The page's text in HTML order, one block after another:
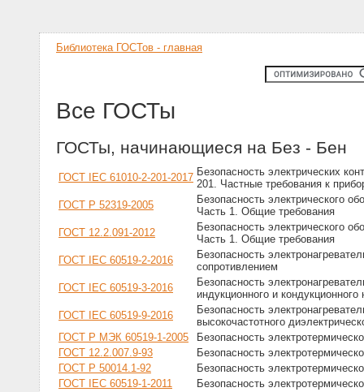
Библиотека ГОСТов - главная
Все ГОСТы
ГОСТы, начинающиеся на Без - Бен
ГОСТ IEC 61010-2-201-2017 Безопасность электрических
201. Частные требования к
ГОСТ Р 52319-2005
Безопасность электрического
Часть 1. Общие требования
ГОСТ 12.2.091-2012
Безопасность электрического
Часть 1. Общие требования
ГОСТ IEC 60519-2-2016
Безопасность
сопротивлением
ГОСТ IEC 60519-3-2016
Безопасность
индукционного и
ГОСТ IEC 60519-9-2016
Безопасность
высокочастотного
ГОСТ Р МЭК 60519-1-2005
Безопасность
ГОСТ 12.2.007.9-93
Безопасность
ГОСТ Р 50014.1-92
Безопасность
ГОСТ IEC 60519-1-2011
Безопасность